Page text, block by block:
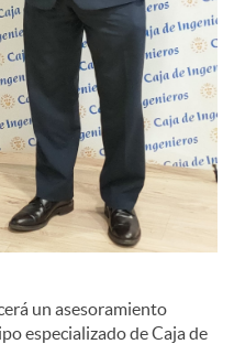
un asesoramiento
especializado de Caja de